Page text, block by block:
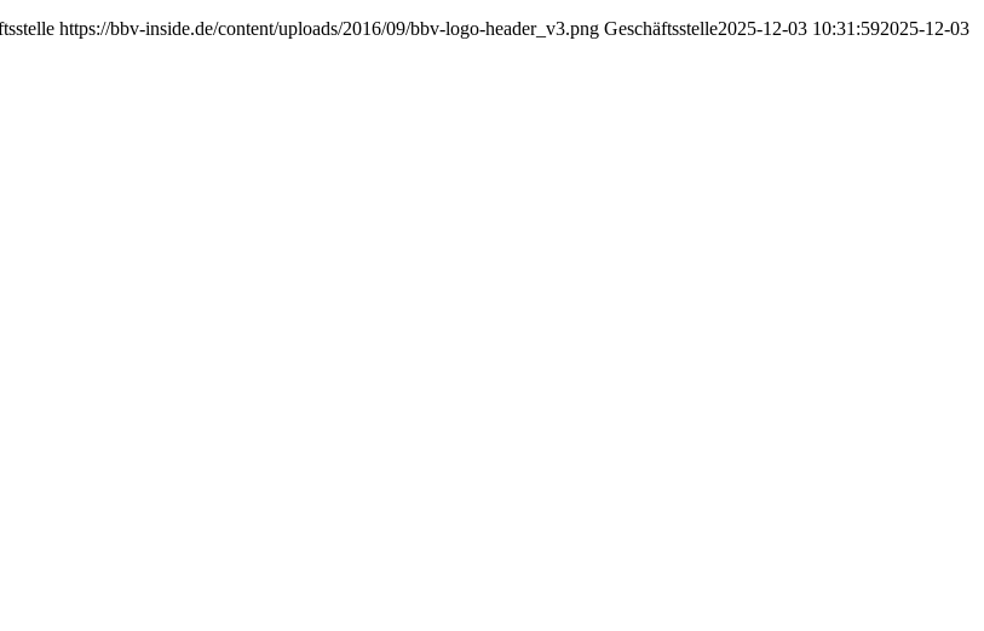
https://bbv-inside.de/content/uploads/2016/09/bbv-logo-header_v3.png Geschäftsstelle2025-12-03 10:31:592025-12-03